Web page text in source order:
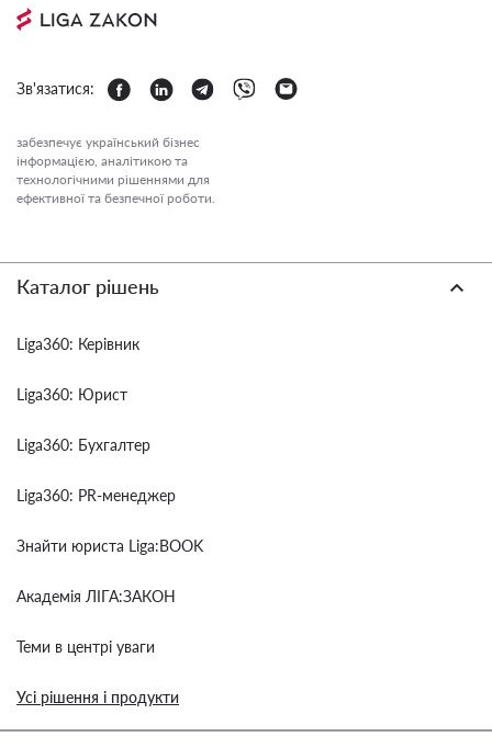
Зв'язатися:
забезпечує український бізнес
інформацією, аналітикою та
технологічними рішеннями для
ефективної та безпечної роботи.
Каталог рішень
Liga360: Керівник
Liga360: Юрист
Liga360: Бухгалтер
Liga360: PR-менеджер
Знайти юриста Liga:BOOK
Академія ЛІГА:ЗАКОН
Теми в центрі уваги
Усі рішення і продукти